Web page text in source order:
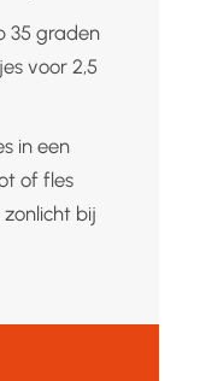
35 graden
voor 2,5
in een
of fles
bij